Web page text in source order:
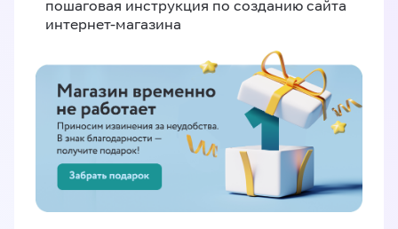
пошаговая инструкция по созданию сайта
интернет-магазина